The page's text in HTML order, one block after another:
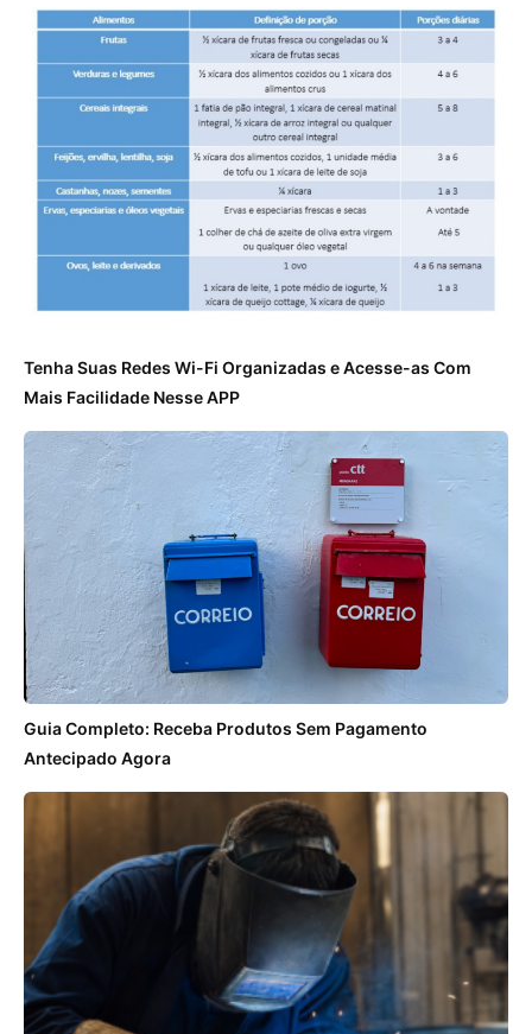
Tenha Suas Redes Wi-Fi Organizadas e Acesse-as Com
Mais Facilidade Nesse APP
Guia Completo: Receba Produtos Sem Pagamento
Antecipado Agora